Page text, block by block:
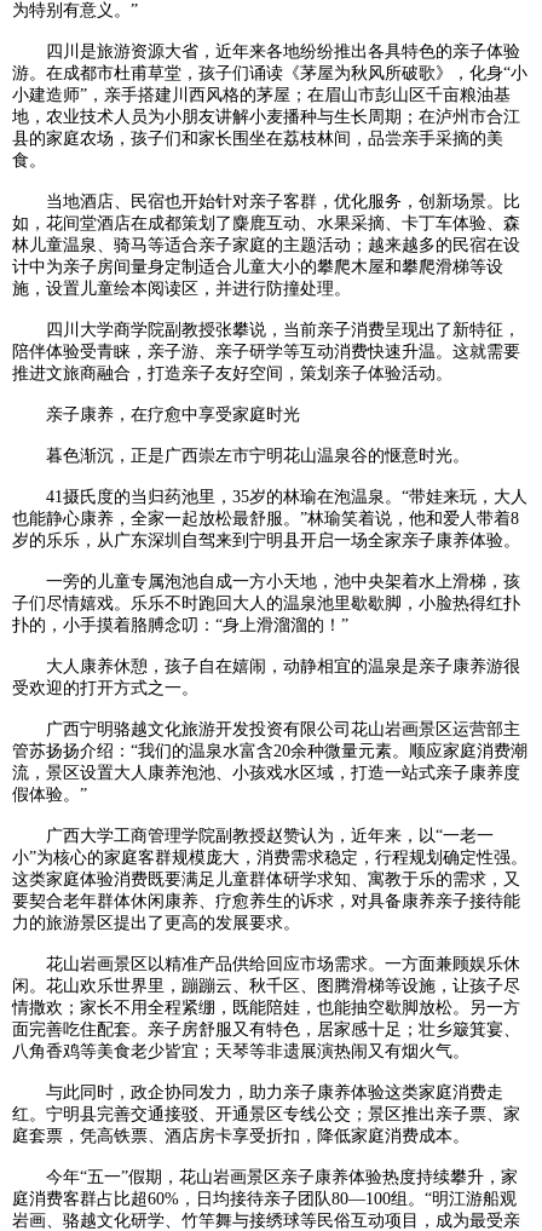
为特别有意义。”
四川是旅游资源大省，近年来各地纷纷推出各具特色的亲子体验
游。在成都市杜甫草堂，孩子们诵读《茅屋为秋风所破歌》，化身“小
小建造师”，亲手搭建川西风格的茅屋；在眉山市彭山区千亩粮油基
地，农业技术人员为小朋友讲解小麦播种与生长周期；在泸州市合江
县的家庭农场，孩子们和家长围坐在荔枝林间，品尝亲手采摘的美
食。
当地酒店、民宿也开始针对亲子客群，优化服务，创新场景。比
如，花间堂酒店在成都策划了麋鹿互动、水果采摘、卡丁车体验、森
林儿童温泉、骑马等适合亲子家庭的主题活动；越来越多的民宿在设
计中为亲子房间量身定制适合儿童大小的攀爬木屋和攀爬滑梯等设
施，设置儿童绘本阅读区，并进行防撞处理。
四川大学商学院副教授张攀说，当前亲子消费呈现出了新特征，
陪伴体验受青睐，亲子游、亲子研学等互动消费快速升温。这就需要
推进文旅商融合，打造亲子友好空间，策划亲子体验活动。
亲子康养，在疗愈中享受家庭时光
暮色渐沉，正是广西崇左市宁明花山温泉谷的惬意时光。
41摄氏度的当归药池里，35岁的林瑜在泡温泉。“带娃来玩，大人
也能静心康养，全家一起放松最舒服。”林瑜笑着说，他和爱人带着8
岁的乐乐，从广东深圳自驾来到宁明县开启一场全家亲子康养体验。
一旁的儿童专属泡池自成一方小天地，池中央架着水上滑梯，孩
子们尽情嬉戏。乐乐不时跑回大人的温泉池里歇歇脚，小脸热得红扑
扑的，小手摸着胳膊念叨：“身上滑溜溜的！”
大人康养休憩，孩子自在嬉闹，动静相宜的温泉是亲子康养游很
受欢迎的打开方式之一。
广西宁明骆越文化旅游开发投资有限公司花山岩画景区运营部主
管苏扬扬介绍：“我们的温泉水富含20余种微量元素。顺应家庭消费潮
流，景区设置大人康养泡池、小孩戏水区域，打造一站式亲子康养度
假体验。”
广西大学工商管理学院副教授赵赞认为，近年来，以“一老一
小”为核心的家庭客群规模庞大，消费需求稳定，行程规划确定性强。
这类家庭体验消费既要满足儿童群体研学求知、寓教于乐的需求，又
要契合老年群体休闲康养、疗愈养生的诉求，对具备康养亲子接待能
力的旅游景区提出了更高的发展要求。
花山岩画景区以精准产品供给回应市场需求。一方面兼顾娱乐休
闲。花山欢乐世界里，蹦蹦云、秋千区、图腾滑梯等设施，让孩子尽
情撒欢；家长不用全程紧绷，既能陪娃，也能抽空歇脚放松。另一方
面完善吃住配套。亲子房舒服又有特色，居家感十足；壮乡簸箕宴、
八角香鸡等美食老少皆宜；天琴等非遗展演热闹又有烟火气。
与此同时，政企协同发力，助力亲子康养体验这类家庭消费走
红。宁明县完善交通接驳、开通景区专线公交；景区推出亲子票、家
庭套票，凭高铁票、酒店房卡享受折扣，降低家庭消费成本。
今年“五一”假期，花山岩画景区亲子康养体验热度持续攀升，家
庭消费客群占比超60%，日均接待亲子团队80—100组。“明江游船观
岩画、骆越文化研学、竹竿舞与接绣球等民俗互动项目，成为最受亲